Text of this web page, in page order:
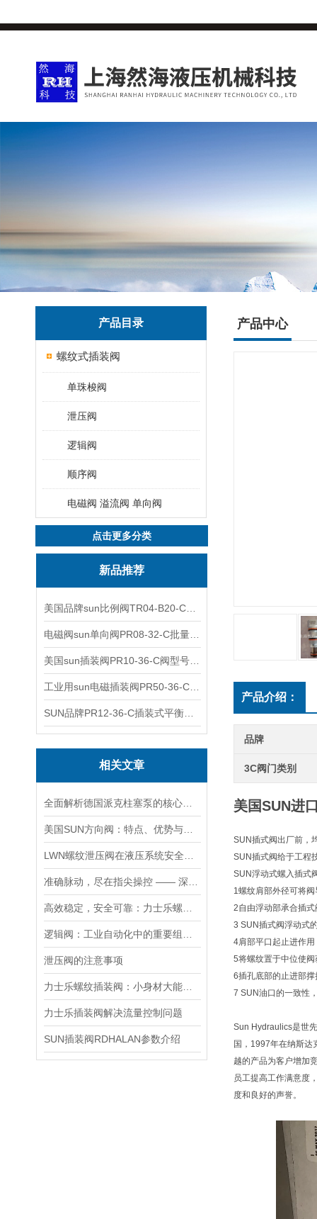
产品目录
螺纹式插装阀
单珠梭阀
泄压阀
逻辑阀
顺序阀
电磁阀 溢流阀 单向阀
点击更多分类
新品推荐
相关文章
泄压阀的注意事项
力士乐插装阀解决流量控制问题
SUN插装阀RDHALAN参数介绍
产品中心
产品介绍：
品牌
3C阀门类别
美国SUN进
SUN插式阀出厂前，
SUN插式阀给于工程
SUN浮动式螺入插
1螺纹肩部外径可将
2自由浮动部承合插
3 SUN插式阀浮动式
4肩部平口起止进作
5将螺纹置于中位使
6插孔底部的止进部
7 SUN油口的一致性
Sun Hydraulics是世
国，1997年在纳斯达
越的产品为客户增加
员工提高工作满意度
度和良好的声誉。